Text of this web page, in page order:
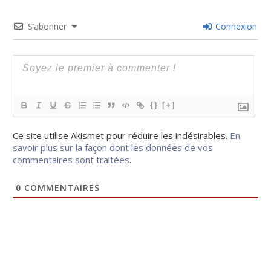
S’abonner Connexion
{} [+]
Ce site utilise Akismet pour réduire les indésirables. En
savoir plus sur la façon dont les données de vos
commentaires sont traitées.
0 COMMENTAIRES